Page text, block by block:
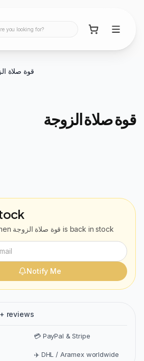
you looking for?
قوة صلاة
قوة صلاة الزوجة
قوة صلاة الزوجة is back in stock
Notify Me
reviews
💳 PayPal & Stripe
✈️ DHL / Aramex worldwide